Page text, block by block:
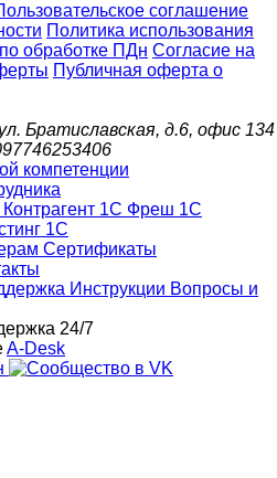
соглашение
Политика использования
обработке ПДн Cогласие на
Публичная оферта о
Братиславская, д.6, офис 134
1С Фреш 1С
1С
Сертификаты
Инструкции Вопросы и
24/7
A-Desk